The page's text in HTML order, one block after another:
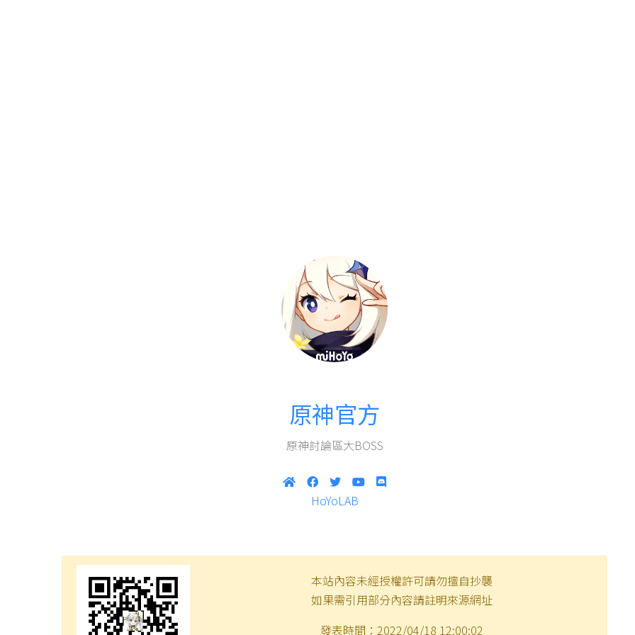
原神官方
原神討論區大BOSS
HoYoLAB
本站內容未經授權許可請勿擅自抄襲
如果需引用部分內容請註明來源網址
發表時間：2022/04/18 12:00:02